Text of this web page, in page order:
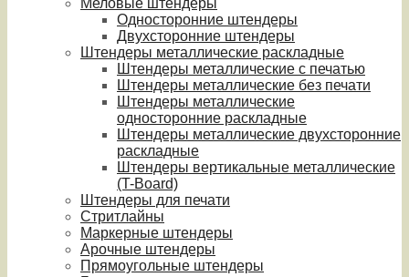
Меловые штендеры
Односторонние штендеры
Двухсторонние штендеры
Штендеры металлические раскладные
Штендеры металлические с печатью
Штендеры металлические без печати
Штендеры металлические
односторонние раскладные
Штендеры металлические двухсторонние
раскладные
Штендеры вертикальные металлические
(T-Board)
Штендеры для печати
Стритлайны
Маркерные штендеры
Арочные штендеры
Прямоугольные штендеры